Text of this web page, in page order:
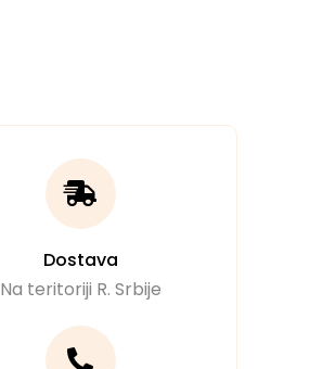
Dostava
Na teritoriji R. Srbije